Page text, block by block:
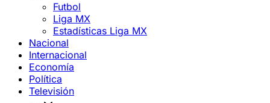
Futbol
Liga MX
Estadísticas Liga MX
Nacional
Internacional
Economía
Política
Televisión